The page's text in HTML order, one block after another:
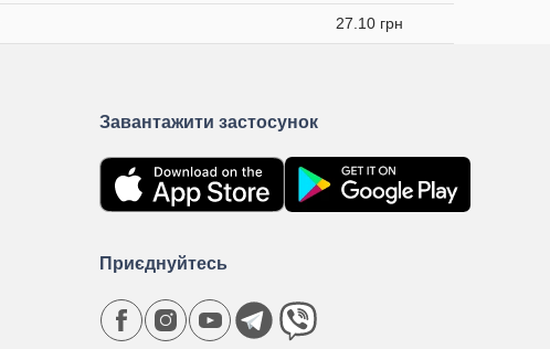
27.10 грн
Завантажити застосунок
Приєднуйтесь